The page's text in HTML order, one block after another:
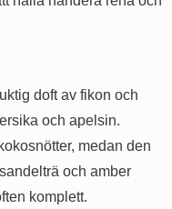
doft av fikon och
och apelsin.
medan den
och amber
komplett.